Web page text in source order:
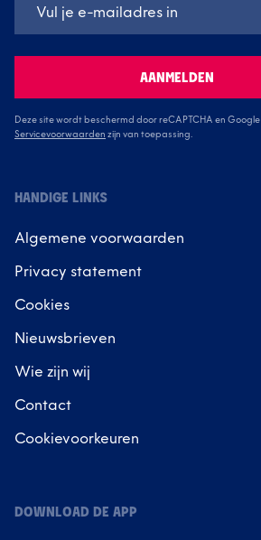
AANMELDEN
Deze site wordt beschermd door reCAPTCHA en Google
Servicevoorwaarden zijn van toepassing.
HANDIGE LINKS
Algemene voorwaarden
Privacy statement
Cookies
Nieuwsbrieven
Wie zijn wij
Contact
Cookievoorkeuren
DOWNLOAD DE APP